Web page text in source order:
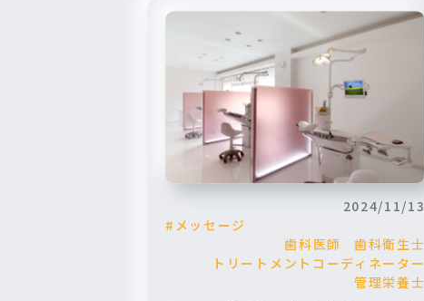
2024/11/13
メッセージ
歯科医師
歯科衛生士
トリートメントコーディネーター
管理栄養士